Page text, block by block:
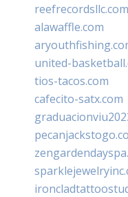
reefrecordsllc.com
alawaffle.com
united-
tios-tacos.com
cafecito-satx.com